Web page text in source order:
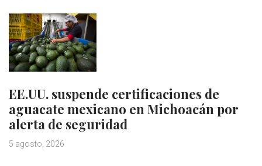
EE.UU. suspende certificaciones de
aguacate mexicano en Michoacán por
alerta de seguridad
5 agosto, 2026